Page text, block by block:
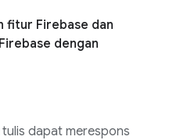
fitur Firebase dan
dengan
dapat merespons